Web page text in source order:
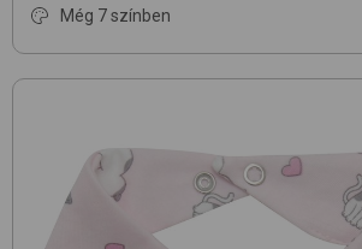
Még 7 színben